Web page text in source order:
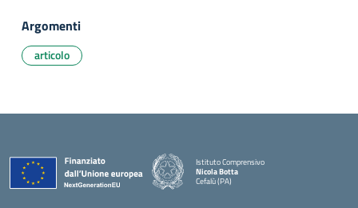
Argomenti
articolo
Istituto Comprensivo
Nicola Botta
Cefalù (PA)